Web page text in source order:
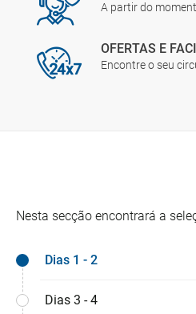
A partir do
OFERTAS E
Encontre o seu
Nesta secção encontrará a
Dias 1 - 2
Dias 3 - 4